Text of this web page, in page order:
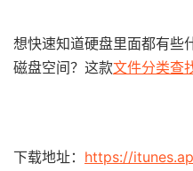
想快速知道硬盘里面都有些
磁盘空间？这款文件分类查
下载地址： https://